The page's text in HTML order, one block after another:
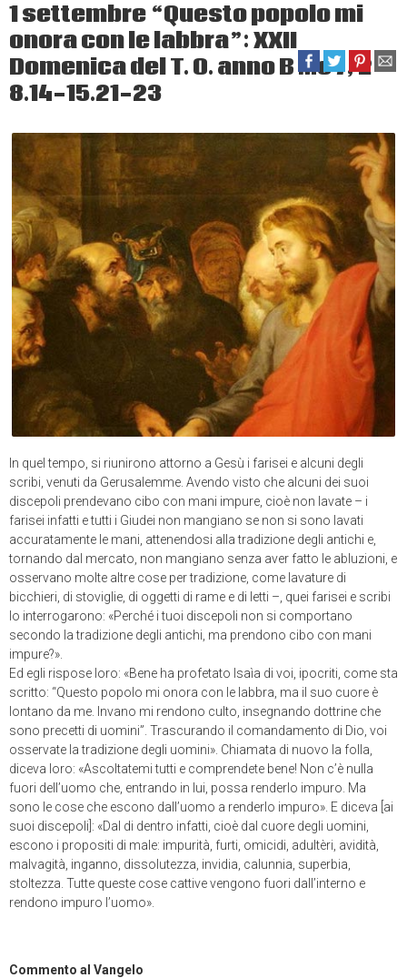
1 settembre “Questo popolo mi
onora con le labbra”: XXII
Domenica del T. O. anno B Mc 7, 2-
8.14-15.21-23
In quel tempo, si riunirono attorno a Gesù i farisei e alcuni degli
scribi, venuti da Gerusalemme. Avendo visto che alcuni dei suoi
discepoli prendevano cibo con mani impure, cioè non lavate – i
farisei infatti e tutti i Giudei non mangiano se non si sono lavati
accuratamente le mani, attenendosi alla tradizione degli antichi e,
tornando dal mercato, non mangiano senza aver fatto le abluzioni, e
osservano molte altre cose per tradizione, come lavature di
bicchieri, di stoviglie, di oggetti di rame e di letti –, quei farisei e scribi
lo interrogarono: «Perché i tuoi discepoli non si comportano
secondo la tradizione degli antichi, ma prendono cibo con mani
impure?».
Ed egli rispose loro: «Bene ha profetato Isaìa di voi, ipocriti, come sta
scritto: “Questo popolo mi onora con le labbra, ma il suo cuore è
lontano da me. Invano mi rendono culto, insegnando dottrine che
sono precetti di uomini”. Trascurando il comandamento di Dio, voi
osservate la tradizione degli uomini». Chiamata di nuovo la folla,
diceva loro: «Ascoltatemi tutti e comprendete bene! Non c’è nulla
fuori dell’uomo che, entrando in lui, possa renderlo impuro. Ma
sono le cose che escono dall’uomo a renderlo impuro». E diceva [ai
suoi discepoli]: «Dal di dentro infatti, cioè dal cuore degli uomini,
escono i propositi di male: impurità, furti, omicidi, adultèri, avidità,
malvagità, inganno, dissolutezza, invidia, calunnia, superbia,
stoltezza. Tutte queste cose cattive vengono fuori dall’interno e
rendono impuro l’uomo».
Commento al Vangelo